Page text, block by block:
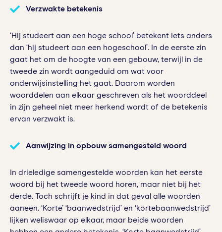
Verzwakte betekenis
‘Hij studeert aan een hoge school’ betekent iets anders
dan ‘hij studeert aan een hogeschool’. In de eerste zin
gaat het om de hoogte van een gebouw, terwijl in de
tweede zin wordt aangeduid om wat voor
onderwijsinstelling het gaat. Daarom worden
woorddelen aan elkaar geschreven als het woorddeel
in zijn geheel niet meer herkend wordt of de betekenis
ervan verzwakt is.
Aanwijzing in opbouw samengesteld woord
In drieledige samengestelde woorden kan het eerste
woord bij het tweede woord horen, maar niet bij het
derde. Toch schrijft je kind in dat geval alle woorden
aaneen. ‘Korte’ ‘baanwedstrijd’ en ‘kortebaanwedstrijd’
lijken weliswaar op elkaar, maar beide woorden